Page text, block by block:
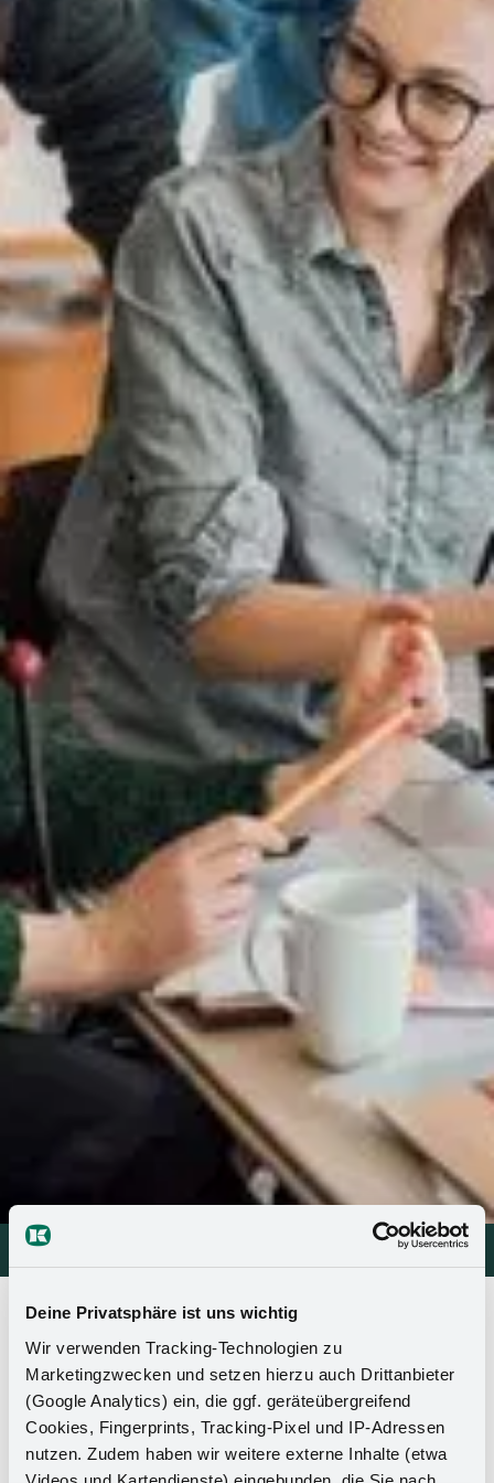
Deine Privatsphäre ist uns wichtig
Wir verwenden Tracking-Technologien zu
Marketingzwecken und setzen hierzu auch Drittanbieter
(Google Analytics) ein, die ggf. geräteübergreifend
Cookies, Fingerprints, Tracking-Pixel und IP-Adressen
nutzen. Zudem haben wir weitere externe Inhalte (etwa
Automotive
Automotive Hizmetler > Sistem tedarikçisi
Süreç geliştirme
Süreç geliştirme en önemli faaliyet alanlarımızdan biridir.
Bunu, üretimimizin hatasız ve güvenilir bir şekilde işlemesini
ve birkaç milyonluk bileşen miktarlarında bile üretici